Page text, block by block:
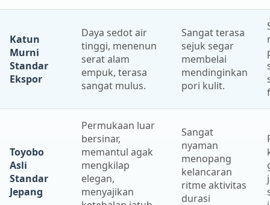
Katun
Murni
Standar
Ekspor
Daya sedot air
tinggi, menenun
serat alam
empuk, terasa
sangat mulus.
Sangat terasa
sejuk segar
membelai
mendinginkan
pori kulit.
Toyobo
Asli
Standar
Jepang
Permukaan luar
bersinar,
memantul agak
mengkilap
elegan,
menyajikan
Sangat
nyaman
menopang
kelancaran
ritme aktivitas
durasi